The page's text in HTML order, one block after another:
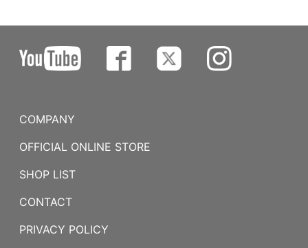
COMPANY
OFFICIAL ONLINE STORE
SHOP LIST
CONTACT
PRIVACY POLICY